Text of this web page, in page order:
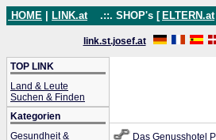
HOME LINK.at .::. SHOP's [ ELTERN.at
link.st.josef.at
TOP LINK
Land & Leute
Suchen & Finden
Kategorien
Gesundheit &
Das Genusshotel